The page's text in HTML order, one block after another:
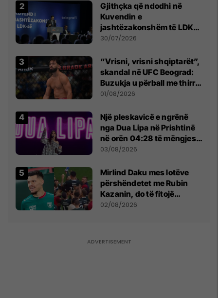
Gjithçka që ndodhi në
Kuvendin e
jashtëzakonshëm të LDK-
së
30/07/2026
“Vrisni, vrisni shqiptarët”,
skandal në UFC Beograd:
Buzukja u përball me thirrje
anti-shqiptare nga
01/08/2026
Një pleskavicë e ngrënë
nga Dua Lipa në Prishtinë
në orën 04:28 të mëngjesit
- dhe bota digjitale serbe
03/08/2026
Mirlind Daku mes lotëve
përshëndetet me Rubin
Kazanin, do të fitojë
miliona te Spartak Moska
02/08/2026